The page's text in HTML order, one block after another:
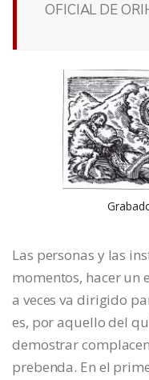
OFICIAL DE
Las personas y las
momentos, hacer un
a veces va dirigido
es, por aquello del
demostrar
prebenda. En el